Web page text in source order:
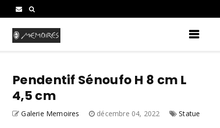
Pendentif Sénoufo H 8 cm L
4,5 cm
Galerie Memoires décembre 04, 2022 Statue